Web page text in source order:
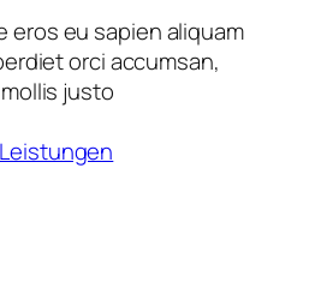
eros eu sapien aliquam
orci accumsan,
justo